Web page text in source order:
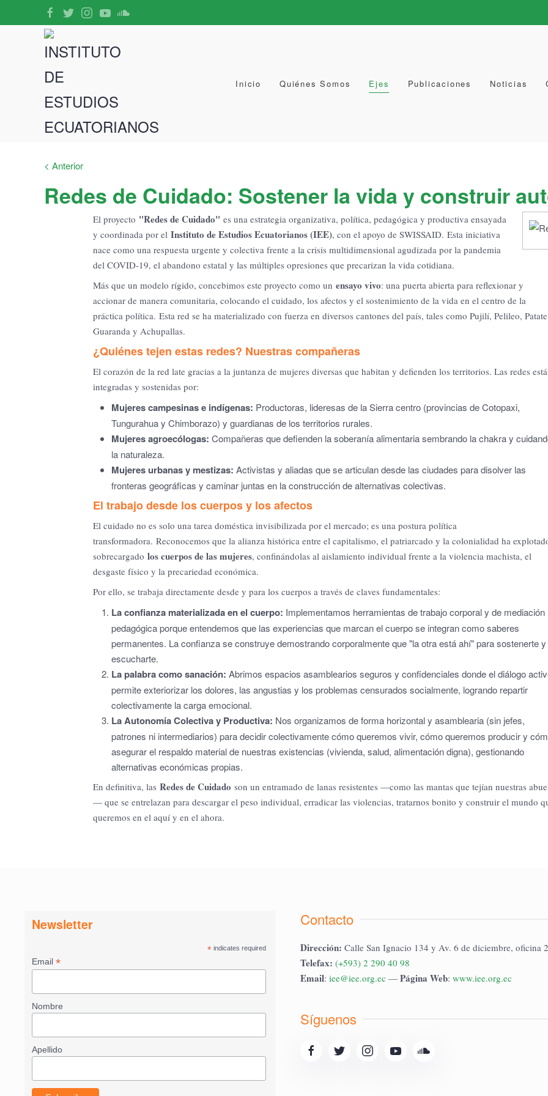
Inicio Quiénes Somos Ejes Publicaciones Noticias
< Anterior
Redes de Cuidado: Sostener la vida y construir
El proyecto "Redes de Cuidado" es una estrategia organizativa, política, pedagógica y productiva ensayada
y coordinada por el Instituto de Estudios Ecuatorianos (IEE), con el apoyo de SWISSAID. Esta iniciativa
nace como una respuesta urgente y colectiva frente a la crisis multidimensional agudizada por la pandemia
del COVID-19, el abandono estatal y las múltiples opresiones que precarizan la vida cotidiana.
Más que un modelo rígido, concebimos este proyecto como un ensayo vivo: una puerta abierta para reflexionar y
accionar de manera comunitaria, colocando el cuidado, los afectos y el sostenimiento de la vida en el centro de la
práctica política. Esta red se ha materializado con fuerza en diversos cantones del país, tales como Pujilí, Pelileo,
Guaranda y Achupallas.
¿Quiénes tejen estas redes? Nuestras compañeras
El corazón de la red late gracias a la juntanza de mujeres diversas que habitan y defienden los territorios. Las redes
integradas y sostenidas por:
Mujeres campesinas e indígenas: Productoras, lideresas de la Sierra centro (provincias de Cotopaxi,
Tungurahua y Chimborazo) y guardianas de los territorios rurales.
Mujeres agroecólogas: Compañeras que defienden la soberanía alimentaria sembrando la chakra y
la naturaleza.
Mujeres urbanas y mestizas: Activistas y aliadas que se articulan desde las ciudades para disolver las
fronteras geográficas y caminar juntas en la construcción de alternativas colectivas.
El trabajo desde los cuerpos y los afectos
El cuidado no es solo una tarea doméstica invisibilizada por el mercado; es una postura política
transformadora. Reconocemos que la alianza histórica entre el capitalismo, el patriarcado y la colonialidad ha
sobrecargado los cuerpos de las mujeres, confinándolas al aislamiento individual frente a la violencia machista, el
desgaste físico y la precariedad económica.
Por ello, se trabaja directamente desde y para los cuerpos a través de claves fundamentales:
La confianza materializada en el cuerpo: Implementamos herramientas de trabajo corporal y de mediación
pedagógica porque entendemos que las experiencias que marcan el cuerpo se integran como saberes
permanentes. La confianza se construye demostrando corporalmente que "la otra está ahí" para sostenerte y
escucharte.
La palabra como sanación: Abrimos espacios asamblearios seguros y confidenciales donde el diálogo
permite exteriorizar los dolores, las angustias y los problemas censurados socialmente, logrando repartir
colectivamente la carga emocional.
La Autonomía Colectiva y Productiva: Nos organizamos de forma horizontal y asamblearia (sin jefes,
patrones ni intermediarios) para decidir colectivamente cómo queremos vivir, cómo queremos producir y
asegurar el respaldo material de nuestras existencias (vivienda, salud, alimentación digna), gestionando
alternativas económicas propias.
En definitiva, las Redes de Cuidado son un entramado de lanas resistentes —como las mantas que tejían nuestras
— que se entrelazan para descargar el peso individual, erradicar las violencias, tratarnos bonito y construir el mundo
queremos en el aquí y en el ahora.
Newsletter
*indicates required
Email*
Nombre
Apellido
Contacto
Dirección: Calle San Ignacio 134 y Av. 6 de diciembre, oficina
Telefax: (+593) 2 290 40 98
Email: iee@iee.org.ec — Página Web: www.iee.org.ec
Síguenos